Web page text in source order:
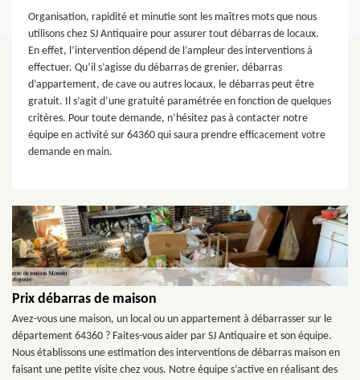
Organisation, rapidité et minutie sont les maîtres mots que nous
utilisons chez SJ Antiquaire pour assurer tout débarras de locaux.
En effet, l’intervention dépend de l’ampleur des interventions à
effectuer. Qu’il s’agisse du débarras de grenier, débarras
d’appartement, de cave ou autres locaux, le débarras peut être
gratuit. Il s’agit d’une gratuité paramétrée en fonction de quelques
critères. Pour toute demande, n’hésitez pas à contacter notre
équipe en activité sur 64360 qui saura prendre efficacement votre
demande en main.
Prix débarras de maison
Avez-vous une maison, un local ou un appartement à débarrasser sur le
département 64360 ? Faites-vous aider par SJ Antiquaire et son équipe.
Nous établissons une estimation des interventions de débarras maison en
faisant une petite visite chez vous. Notre équipe s’active en réalisant des